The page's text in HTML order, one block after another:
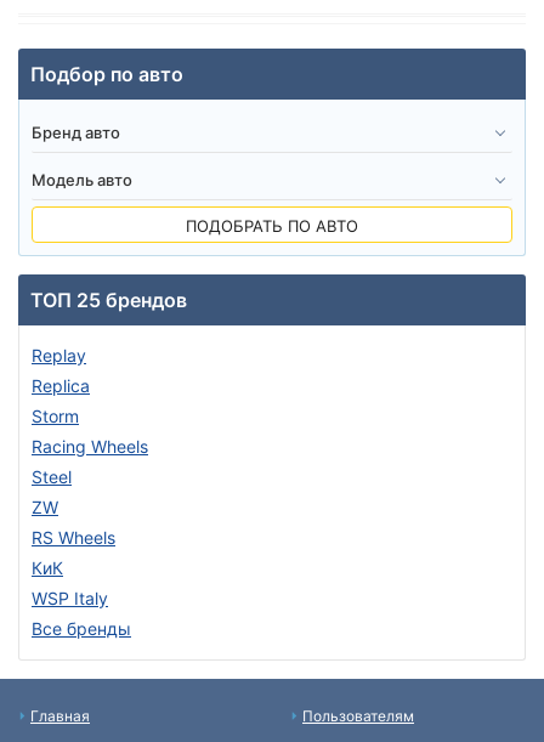
Сбросить
Подбор по авто
ПОДОБРАТЬ ПО АВТО
ТОП 25 брендов
Replay
Replica
Storm
Racing Wheels
Steel
ZW
RS Wheels
КиК
WSP Italy
Все бренды
Главная
Пользователям